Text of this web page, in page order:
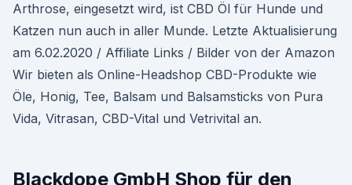
Arthrose, eingesetzt wird, ist CBD Öl für Hunde und
Katzen nun auch in aller Munde. Letzte Aktualisierung
am 6.02.2020 / Affiliate Links / Bilder von der Amazon
Wir bieten als Online-Headshop CBD-Produkte wie
Öle, Honig, Tee, Balsam und Balsamsticks von Pura
Vida, Vitrasan, CBD-Vital und Vetrivital an.
Blackdope GmbH Shop für den